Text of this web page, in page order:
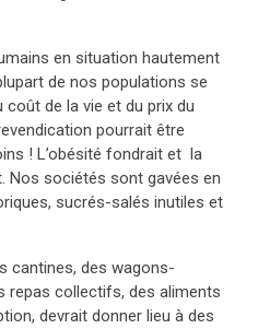
en situation hautement
de nos populations se
coût de la vie et du prix du
pourrait être
! L’obésité fondrait et la
Nos sociétés sont gavées en
sucrés-salés inutiles et
cantines, des wagons-
repas collectifs, des aliments
devrait donner lieu à des